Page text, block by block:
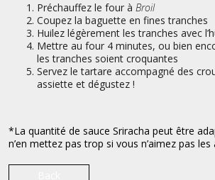
Préchauffez le four à Broil
Coupez la baguette en fines tranches
Huilez légèrement les tranches avec
Mettre au four 4 minutes, ou bien
les tranches soient croquantes
Servez le tartare accompagné des
assiette et dégustez !
*La quantité de sauce Sriracha peut être
n’en mettez pas trop si vous n’aimez pas